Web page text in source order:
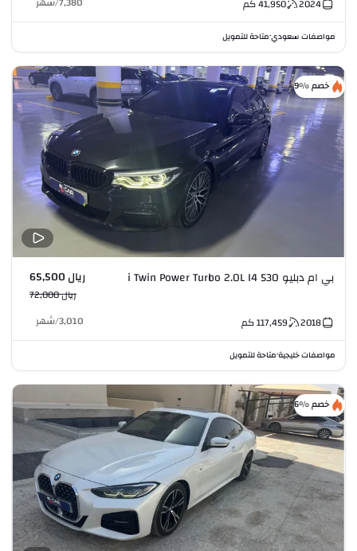
2024
41,950كم
مواصفات سعودي•متاحة للتمويل
خصم %9
بي ام دبليو 530 i Twin Power Turbo 2.0L I4 ريال 65,500
ريال 72,000
2018
117,459كم 3,010
/شهر
مواصفات خليجية•متاحة للتمويل
خصم %6